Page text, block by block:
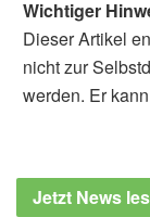
Wichtiger
Dieser Artikel
nicht zur
werden. Er
Jetzt News